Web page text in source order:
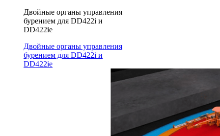
Двойные органы управления
бурением для DD422i и
DD422ie
Двойные органы управления
бурением для DD422i и
DD422ie